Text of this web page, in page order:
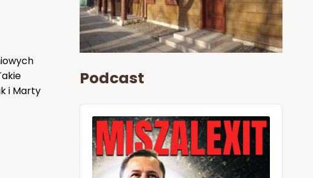
i Marty
Podcast
Audio
Player